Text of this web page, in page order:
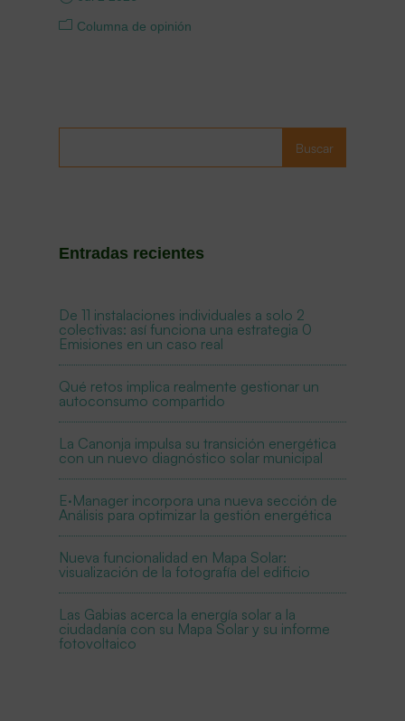
Columna de opinión
Buscar
Entradas recientes
De 11 instalaciones individuales a solo 2
colectivas: así funciona una estrategia 0
Emisiones en un caso real
Qué retos implica realmente gestionar un
autoconsumo compartido
La Canonja impulsa su transición energética
con un nuevo diagnóstico solar municipal
E·Manager incorpora una nueva sección de
Análisis para optimizar la gestión energética
Nueva funcionalidad en Mapa Solar:
visualización de la fotografía del edificio
Las Gabias acerca la energía solar a la
ciudadanía con su Mapa Solar y su informe
fotovoltaico